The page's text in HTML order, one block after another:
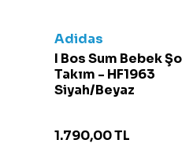
Adidas
I Bos Sum Bebek
Takım - HF1963
Siyah/Beyaz
1.790,00TL